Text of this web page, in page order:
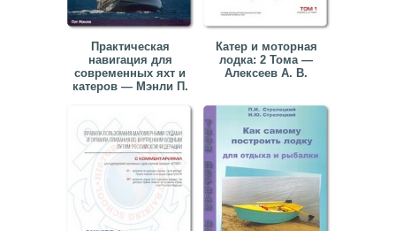
Практическая
навигация для
современных яхт и
катеров — Мэнли П.
Катер и моторная
лодка: 2 Тома —
Алексеев А. В.